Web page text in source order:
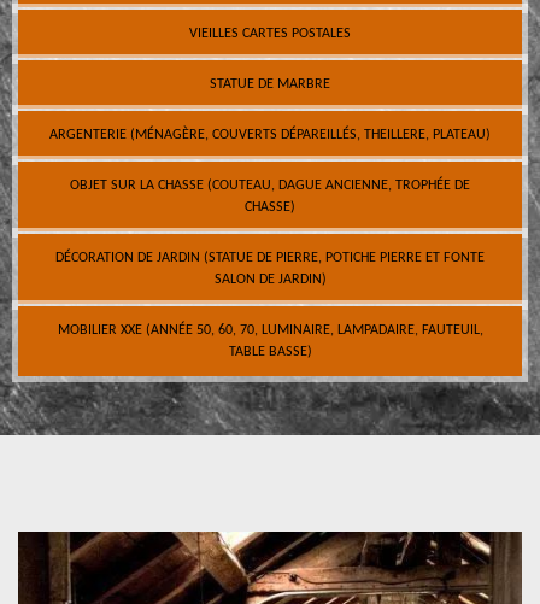
VIEILLES CARTES POSTALES
STATUE DE MARBRE
ARGENTERIE (MÉNAGÈRE, COUVERTS DÉPAREILLÉS, THEILLERE, PLATEAU)
OBJET SUR LA CHASSE (COUTEAU, DAGUE ANCIENNE, TROPHÉE DE
CHASSE)
DÉCORATION DE JARDIN (STATUE DE PIERRE, POTICHE PIERRE ET FONTE
SALON DE JARDIN)
MOBILIER XXE (ANNÉE 50, 60, 70, LUMINAIRE, LAMPADAIRE, FAUTEUIL,
TABLE BASSE)